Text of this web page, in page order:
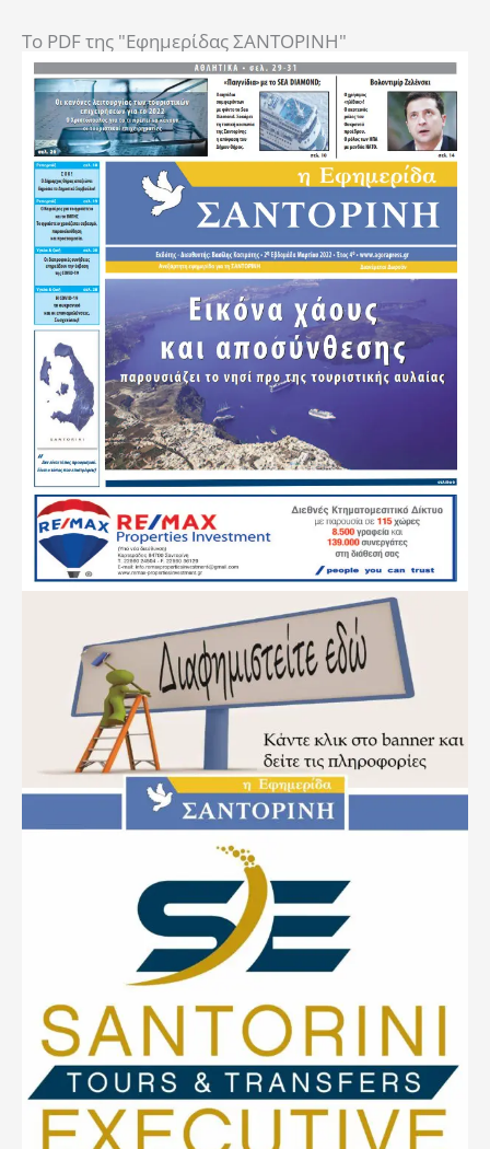
To PDF της "Εφημερίδας ΣΑΝΤΟΡΙΝΗ"